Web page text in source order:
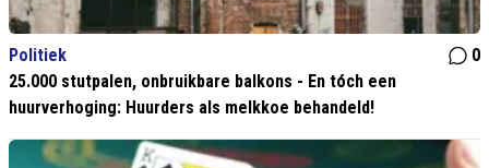
Politiek
0
25.000 stutpalen, onbruikbare balkons - En tóch een
huurverhoging: Huurders als melkkoe behandeld!